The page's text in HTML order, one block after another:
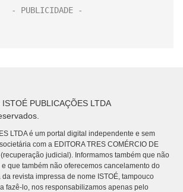
PUBLICAÇÕES LTDA
LTDA é um portal digital independente e sem
com a EDITORA TRES COMÉRCIO DE
(recuperação judicial). Informamos também que não
que também não oferecemos cancelamento do
revista impressa de nome ISTOÉ, tampouco
fazê-lo, nos responsabilizamos apenas pelo